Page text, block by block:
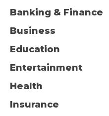
Banking & Finance
Business
Education
Entertainment
Health
Insurance